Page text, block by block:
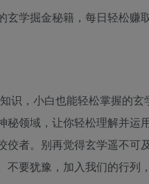
玄学掘金秘籍，每日轻松赚
识，小白也能轻松掌握的
秘领域，让你轻松理解并运
佼者。别再觉得玄学遥不
不要犹豫，加入我们的行